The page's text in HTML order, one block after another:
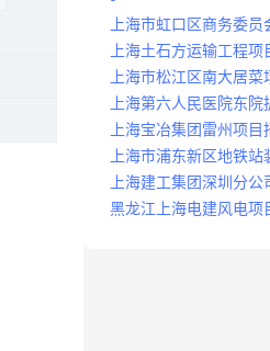
上海市虹口区商务委
上海土石方运输工程项
上海市松江区南大居
上海第六人民医院东
上海宝冶集团雷州项目
上海市浦东新区地铁
上海建工集团深圳分
黑龙江上海电建风电项